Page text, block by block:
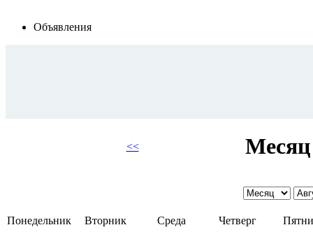
Объявления
<< Месяц
Понедельник Вторник Среда Четверг